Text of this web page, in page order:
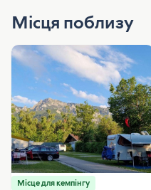
Місця поблизу
Місце для кемпінгу